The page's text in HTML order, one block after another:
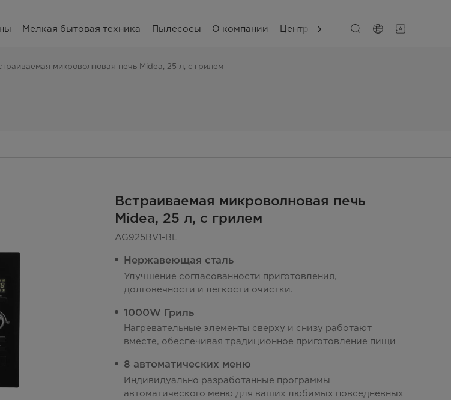
Мелкая бытовая техника Пылесосы О компании Центр поддержки
микроволновая печь Midea, 25 л, с грилем
Встраиваемая микроволновая печь
Midea, 25 л, с грилем
AG925BV1-BL
Нержавеющая сталь
Улучшение согласованности приготовления,
долговечности и легкости очистки.
1000W Гриль
Нагревательные элементы сверху и снизу работают
вместе, обеспечивая традиционное приготовление пищи
8 автоматических меню
Индивидуально разработанные программы
автоматического меню для ваших любимых повседневных